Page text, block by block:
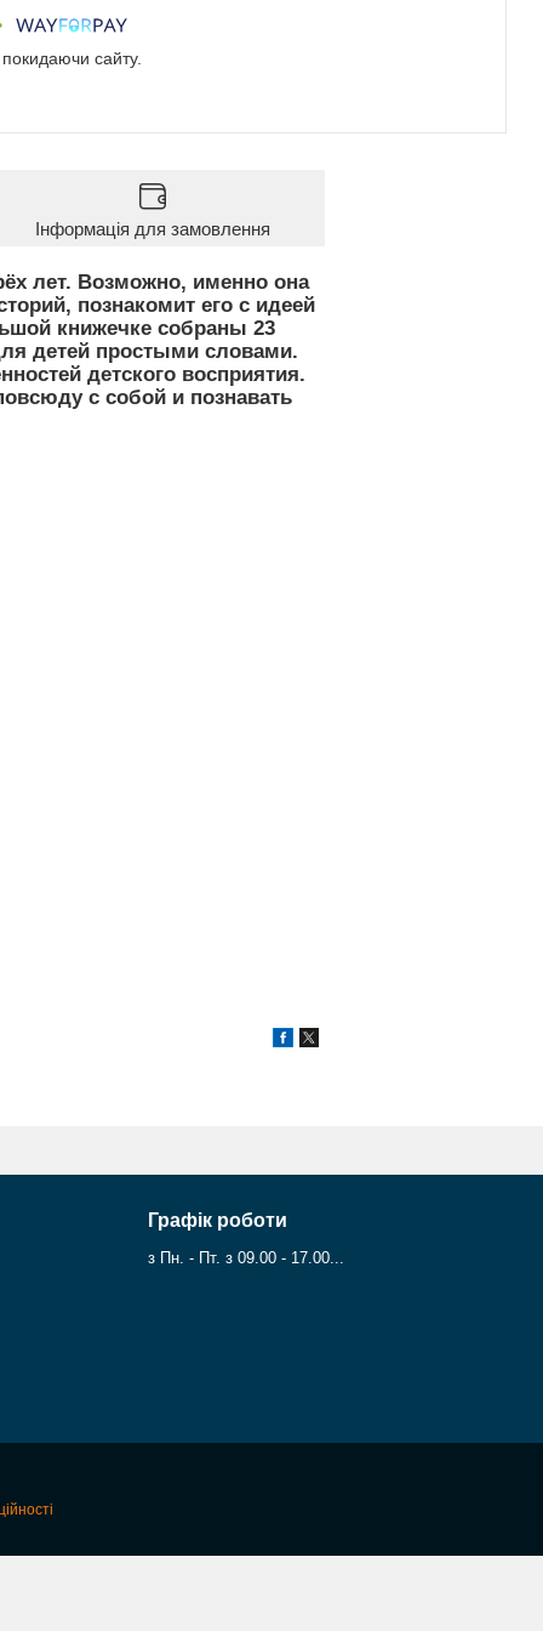
сайту.
Інформація для замовлення
лет. Возможно, именно она
познакомит его с идеей
книжечке собраны 23
детей простыми словами.
детского восприятия.
с собой и познавать
Графік роботи
з Пн. - Пт. з 09.00 - 17.00...